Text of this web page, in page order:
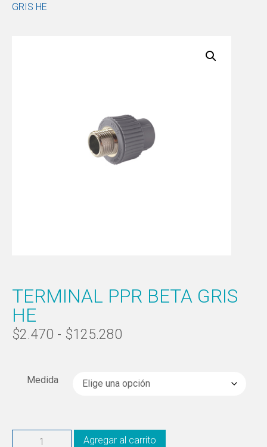
GRIS HE
TERMINAL PPR BETA GRIS
HE
$2.470 - $125.280
Medida
Agregar al carrito